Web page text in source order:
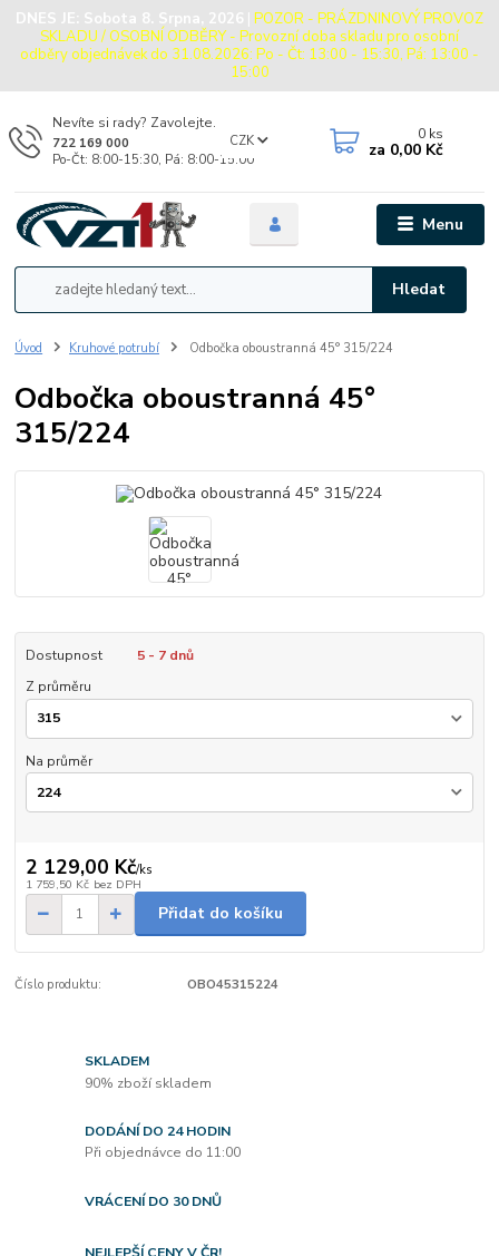
DNES JE: Sobota 8. Srpna, 2026 | POZOR - PRÁZDNINOVÝ PROVOZ
SKLADU / OSOBNÍ ODBĚRY - Provozní doba skladu pro osobní
odběry objednávek do 31.08.2026: Po - Čt: 13:00 - 15:30, Pá: 13:00 -
15:00
Menu
CZK
Hledat
Nevíte si rady? Zavolejte.
722 169 000
Po-Čt: 8:00-15:30, Pá: 8:00-15:00
0 ks
za 0,00 Kč
Úvod Kruhové potrubí Odbočka oboustranná 45° 315/224
Odbočka oboustranná 45°
315/224
Dostupnost
5 - 7 dnů
Z průměru
Na průměr
2 129,00 Kč/ks
1 759,50 Kč bez DPH
Přidat do košíku
Číslo produktu: OBO45315224
SKLADEM
90% zboží skladem
DODÁNÍ DO 24 HODIN
Při objednávce do 11:00
VRÁCENÍ DO 30 DNŮ
NEJLEPŠÍ CENY V ČR!